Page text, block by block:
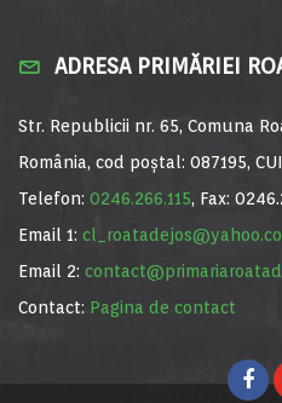
ADRESA PRIMĂRIEI
Str. Republicii nr. 65, Comuna
România, cod poștal: 087195,
Telefon: 0246.266.115, Fax:
Email 1:
Email 2:
Contact: Pagina de contact